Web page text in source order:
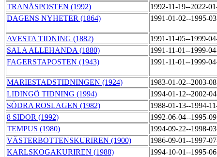
TRANÅSPOSTEN (1992)
1992-11-19--2022-
DAGENS NYHETER (1864)
1991-01-02--1995-
AVESTA TIDNING (1882)
1991-11-05--1999-
SALA ALLEHANDA (1880)
1991-11-01--1999-
FAGERSTAPOSTEN (1943)
1991-11-01--1999-
MARIESTADSTIDNINGEN (1924)
1983-01-02--2003-
LIDINGÖ TIDNING (1994)
1994-01-12--2002-
SÖDRA ROSLAGEN (1982)
1988-01-13--1994-
8 SIDOR (1992)
1992-06-04--1995-
TEMPUS (1980)
1994-09-22--1998-
VÄSTERBOTTENSKURIREN (1900)
1986-09-01--1997-
KARLSKOGAKURIREN (1988)
1994-10-01--1995-